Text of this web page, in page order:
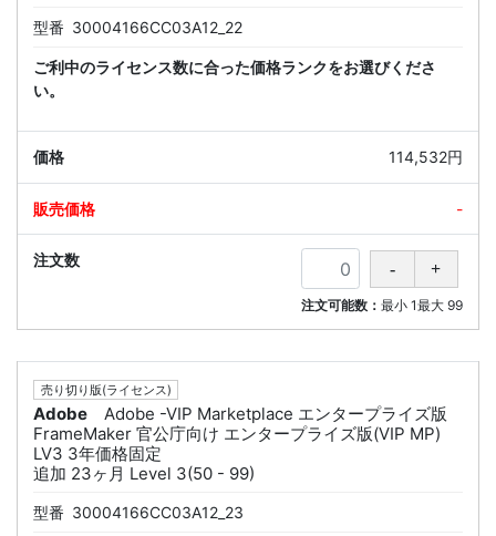
型番 30004166CC03A12_22
ご利中のライセンス数に合った価格ランクをお選びくださ
い。
114,532円
-
注文可能数： 最小 1最大 99
売り切り版(ライセンス)
Adobe
Adobe -VIP Marketplace エンタープライズ版
FrameMaker 官公庁向け エンタープライズ版(VIP MP)
LV3 3年価格固定
追加 23ヶ月 Level 3(50 - 99)
型番 30004166CC03A12_23